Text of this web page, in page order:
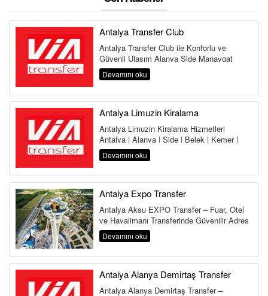
Antalya Transfer Club
Antalya Transfer Club ile Konforlu ve
Güvenli Ulaşım Alanya Side Manavgat
Belek Kemer Kundu Lara Antalya
Havalima...
Devamını oku
Antalya Limuzin Kiralama
Antalya Limuzin Kiralama Hizmetleri
Antalya | Alanya | Side | Belek | Kemer |
Lara | Kundu | Land of Legends Antalya,...
Devamını oku
Antalya Expo Transfer
Antalya Aksu EXPO Transfer – Fuar, Otel
ve Havalimanı Transferinde Güvenilir Adres
Antalya Aksu Transfer Hi...
Devamını oku
Antalya Alanya Demirtaş Transfer
Antalya Alanya Demirtaş Transfer –